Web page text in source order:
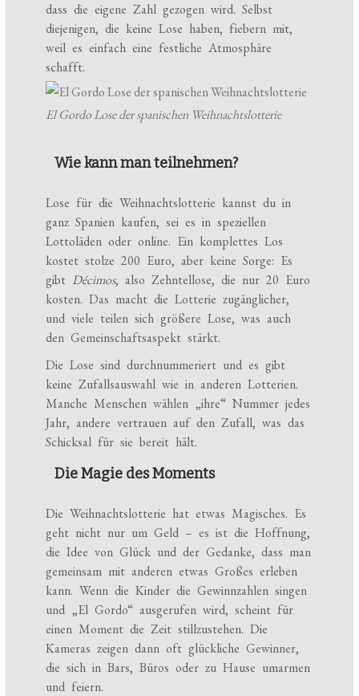
dass die eigene Zahl gezogen wird. Selbst
diejenigen, die keine Lose haben, fiebern mit,
weil es einfach eine festliche Atmosphäre
schafft.
El Gordo Lose der spanischen Weihnachtslotterie
Wie kann man teilnehmen?
Lose für die Weihnachtslotterie kannst du in
ganz Spanien kaufen, sei es in speziellen
Lottoläden oder online. Ein komplettes Los
kostet stolze 200 Euro, aber keine Sorge: Es
gibt Décimos, also Zehntellose, die nur 20 Euro
kosten. Das macht die Lotterie zugänglicher,
und viele teilen sich größere Lose, was auch
den Gemeinschaftsaspekt stärkt.
Die Lose sind durchnummeriert und es gibt
keine Zufallsauswahl wie in anderen Lotterien.
Manche Menschen wählen „ihre“ Nummer jedes
Jahr, andere vertrauen auf den Zufall, was das
Schicksal für sie bereit hält.
Die Magie des Moments
Die Weihnachtslotterie hat etwas Magisches. Es
geht nicht nur um Geld – es ist die Hoffnung,
die Idee von Glück und der Gedanke, dass man
gemeinsam mit anderen etwas Großes erleben
kann. Wenn die Kinder die Gewinnzahlen singen
und „El Gordo“ ausgerufen wird, scheint für
einen Moment die Zeit stillzustehen. Die
Kameras zeigen dann oft glückliche Gewinner,
die sich in Bars, Büros oder zu Hause umarmen
und feiern.